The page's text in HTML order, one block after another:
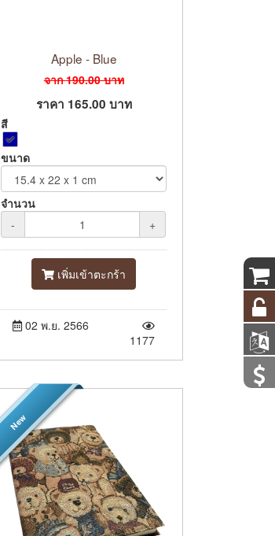
Apple - Blue
จาก190.00บาท
ราคา 165.00 บาท
สี
ขนาด
จำนวน
-
+
เพิ่มเข้าตะกร้า
02 พ.ย. 2566
1177
New